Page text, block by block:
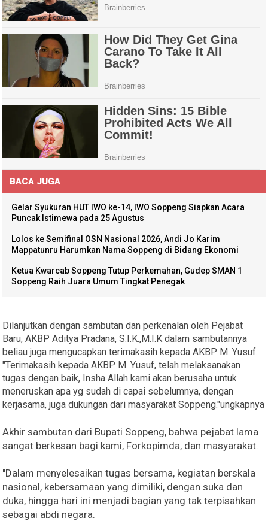
BACA JUGA
Gelar Syukuran HUT IWO ke-14, IWO Soppeng Siapkan Acara
Puncak Istimewa pada 25 Agustus
Lolos ke Semifinal OSN Nasional 2026, Andi Jo Karim
Mappatunru Harumkan Nama Soppeng di Bidang Ekonomi
Ketua Kwarcab Soppeng Tutup Perkemahan, Gudep SMAN 1
Soppeng Raih Juara Umum Tingkat Penegak
Dilanjutkan dengan sambutan dan perkenalan oleh Pejabat
Baru, AKBP Aditya Pradana, S.I.K.,M.I.K dalam sambutannya
beliau juga mengucapkan terimakasih kepada AKBP M. Yusuf.
"Terimakasih kepada AKBP M. Yusuf, telah melaksanakan
tugas dengan baik, Insha Allah kami akan berusaha untuk
meneruskan apa yg sudah di capai sebelumnya, dengan
kerjasama, juga dukungan dari masyarakat Soppeng."ungkapnya
Akhir sambutan dari Bupati Soppeng, bahwa pejabat lama
sangat berkesan bagi kami, Forkopimda, dan masyarakat.
"Dalam menyelesaikan tugas bersama, kegiatan berskala
nasional, kebersamaan yang dimiliki, dengan suka dan
duka, hingga hari ini menjadi bagian yang tak terpisahkan
sebagai abdi negara.